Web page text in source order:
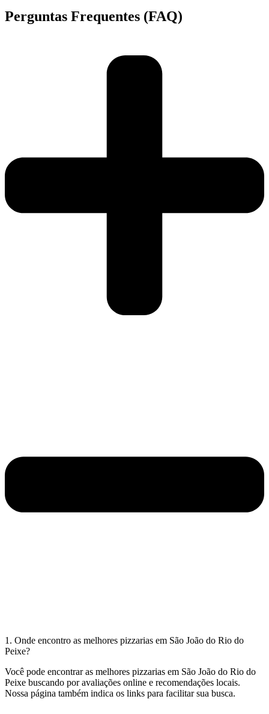
Perguntas Frequentes (FAQ)
1. Onde encontro as melhores pizzarias em São João do Rio do
Peixe?
Você pode encontrar as melhores pizzarias em São João do Rio do
Peixe buscando por avaliações online e recomendações locais.
Nossa página também indica os links para facilitar sua busca.